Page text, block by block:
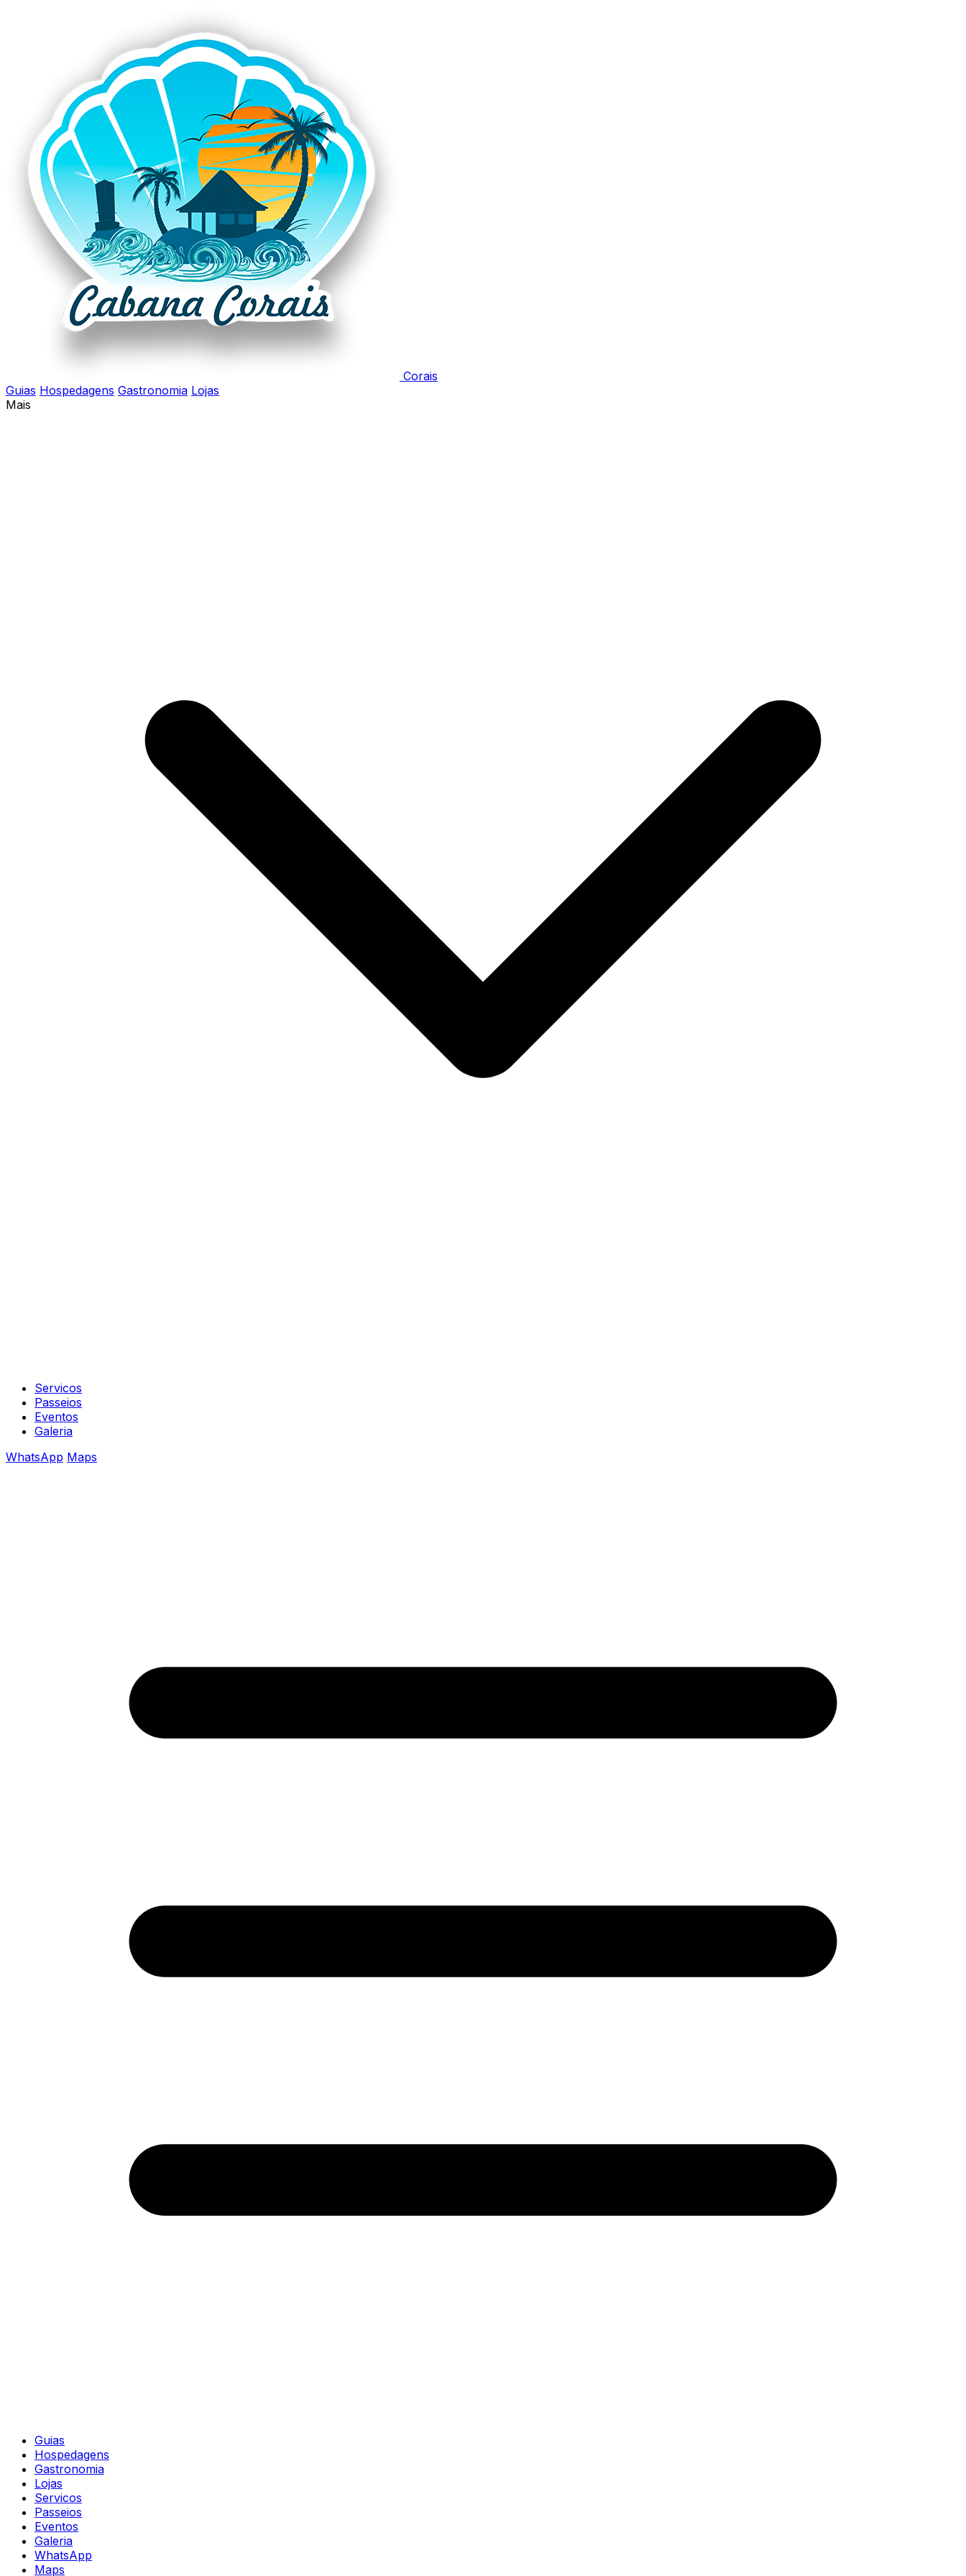
Corais
Guias Hospedagens Gastronomia Lojas
Mais
Servicos
Passeios
Eventos
Galeria
WhatsApp Maps
Guias
Hospedagens
Gastronomia
Lojas
Servicos
Passeios
Eventos
Galeria
WhatsApp
Maps